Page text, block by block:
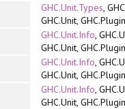
GHC.Unit.Types,
GHC.Unit,
GHC.Unit.Info,
GHC.Unit,
GHC.Unit.Info,
GHC.Unit,
GHC.Unit.Info,
GHC.Unit,